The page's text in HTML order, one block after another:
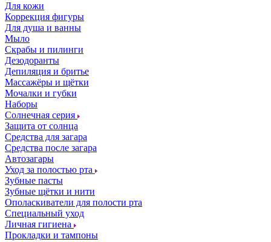
Для кожи
Коррекция фигуры
Для душа и ванны
Мыло
Скрабы и пилинги
Дезодоранты
Депиляция и бритье
Массажёры и щётки
Мочалки и губки
Наборы
Солнечная серия
Защита от солнца
Средства для загара
Средства после загара
Автозагары
Уход за полостью рта
Зубные пасты
Зубные щётки и нити
Ополаскиватели для полости рта
Специальный уход
Личная гигиена
Прокладки и тампоны